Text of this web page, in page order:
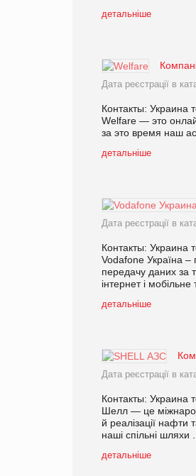
детальніше
Дата реєстрації в
Контакты: Украина
Welfare — это
за это время наш
детальніше
Дата реєстрації в
Контакты: Украина
Vodafone Україна –
передачу даних за
інтернет і мобільне
детальніше
Дата реєстрації в
Контакты: Украина
Шелл — це
й реалізації нафти
наші спільні шляхи ...
детальніше